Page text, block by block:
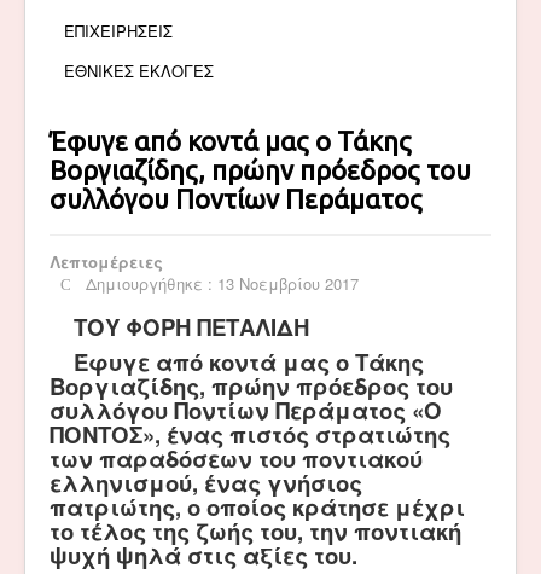
ΕΠΙΧΕΙΡΗΣΕΙΣ
ΕΘΝΙΚΕΣ ΕΚΛΟΓΕΣ
Έφυγε από κοντά μας ο Τάκης
Βοργιαζίδης, πρώην πρόεδρος του
συλλόγου Ποντίων Περάματος
Λεπτομέρειες
Δημιουργήθηκε : 13 Νοεμβρίου 2017
ΤΟΥ ΦΟΡΗ ΠΕΤΑΛΙΔΗ
Έφυγε από κοντά μας ο Τάκης
Βοργιαζίδης, πρώην πρόεδρος του
συλλόγου Ποντίων Περάματος «Ο
ΠΟΝΤΟΣ», ένας πιστός στρατιώτης
των παραδόσεων του ποντιακού
ελληνισμού, ένας γνήσιος
πατριώτης, ο οποίος κράτησε μέχρι
το τέλος της ζωής του, την ποντιακή
ψυχή ψηλά στις αξίες του.